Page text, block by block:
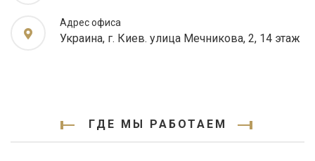
Адрес офиса
Украина, г. Киев. улица Мечникова, 2, 14 этаж
ГДЕ МЫ РАБОТАЕМ